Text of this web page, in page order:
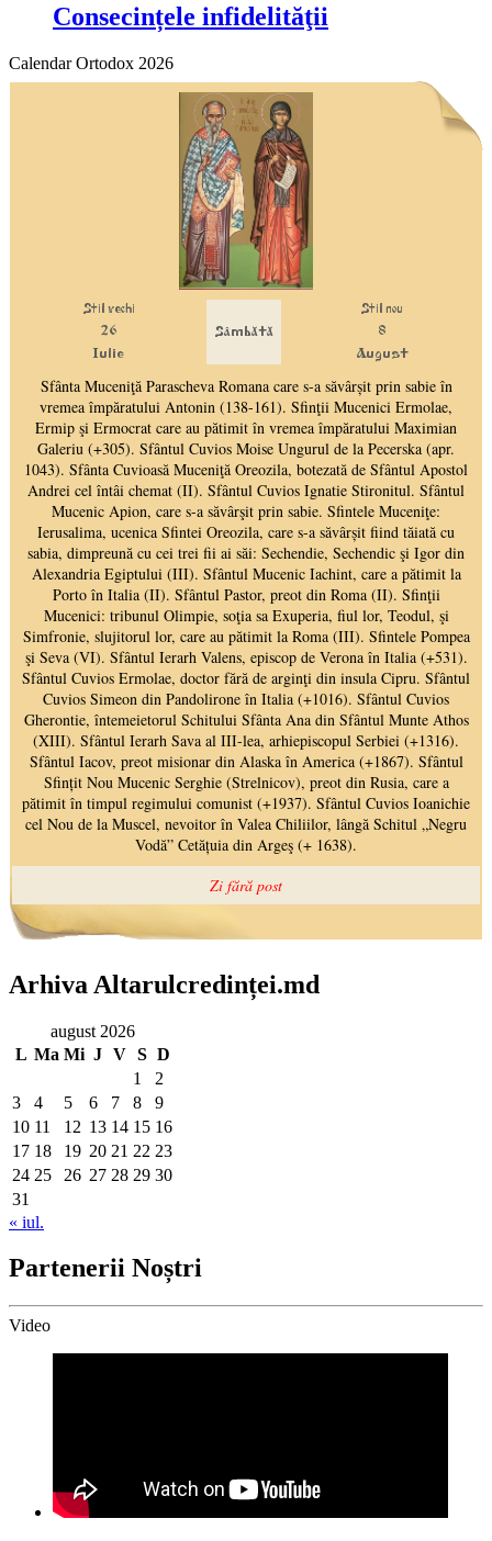
Consecințele infidelităţii
Calendar Ortodox 2026
Arhiva Altarulcredinței.md
august 2026
L Ma Mi J V S D
1
2
3
4 5 6 7 8
9
10 11 12 13 14 15 16
17 18 19 20 21 22 23
24 25 26 27 28 29 30
31
« iul.
Partenerii Noștri
Video